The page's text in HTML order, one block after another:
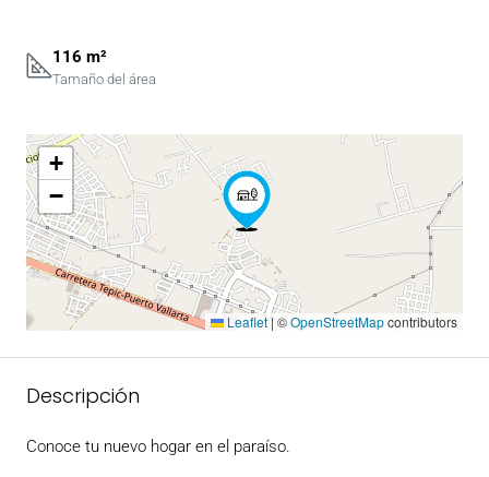
116 m²
Tamaño del área
+
−
Leaflet | ©OpenStreetMapcontributors
Descripción
Conoce tu nuevo hogar en el paraíso.